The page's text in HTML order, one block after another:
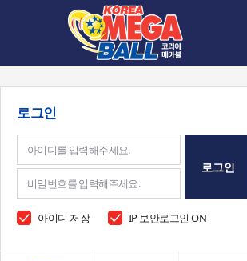
로그인
로그인
아이디 저장 IP 보안로그인 ON